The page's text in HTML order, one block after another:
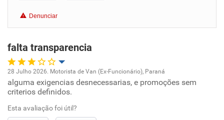
Benefícios
Recomenda esta empresa
Recomenda a diretoria
Denunciar
falta transparencia
Oportunidade de promoção
Ambiente de trabalho
28 Julho 2026. Motorista de Van (Ex-Funcionário), Paraná
alguma exigencias desnecessarias, e promoções sem
criterios definidos.
Esta avaliação foi útil?